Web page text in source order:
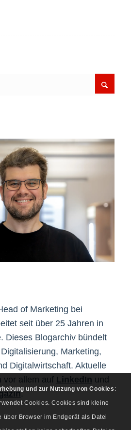
of Marketing bei
seit über 25 Jahren in
Dieses Blogarchiv bündelt
Marketing,
Digitalwirtschaft. Aktuelle
vor allem auf LinkedIn und
. und zur Nutzung von Cookies :
Cookies. Cookies sind kleine
über Browser im Endgerät als Datei